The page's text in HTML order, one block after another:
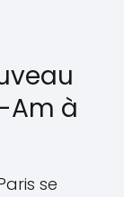
Am à
se